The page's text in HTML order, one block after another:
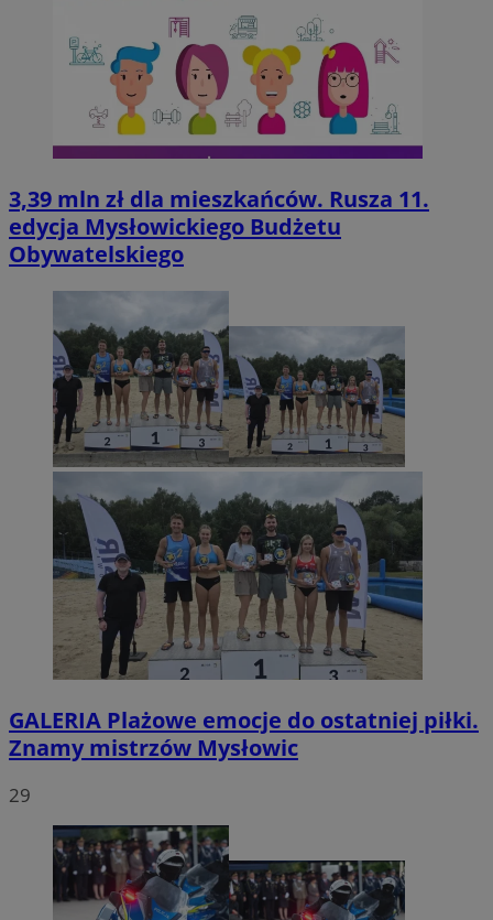
3,39 mln zł dla mieszkańców. Rusza 11.
edycja Mysłowickiego Budżetu
Obywatelskiego
GALERIA Plażowe emocje do ostatniej piłki.
Znamy mistrzów Mysłowic
29